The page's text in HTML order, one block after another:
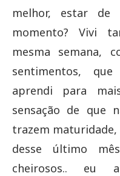
melhor, estar
momento? Vivi
mesma semana,
sentimentos,
aprendi para
sensação de que
trazem maturidade,
desse último
cheirosos.. eu